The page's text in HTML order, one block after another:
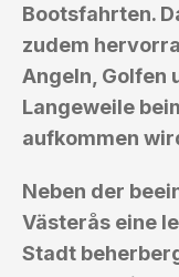
Bootsfahrten.
zudem
Angeln, Golfen
Langeweile
aufkommen
Neben der
Västerås eine
Stadt